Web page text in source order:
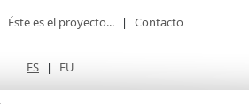
Éste es el proyecto... | Contacto
ES | EU